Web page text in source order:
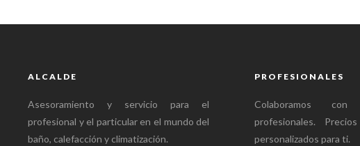
ALCALDE
Asesoramiento y servicio para el
profesional y el particular en el mundo del
baño, calefacción y climatización.
PROFESIONALES
Colaboramos
profesionales.
personalizados para ti.